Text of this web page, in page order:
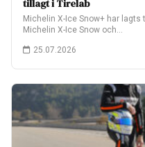
tillagt i Tirelab
Michelin X-Ice Snow+ har lagts
Michelin X-Ice Snow och…
25.07.2026